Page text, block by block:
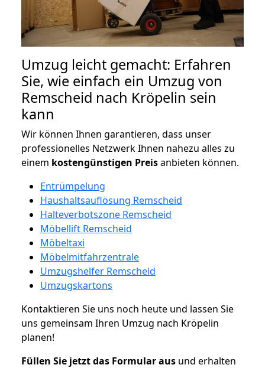
Umzug leicht gemacht: Erfahren
Sie, wie einfach ein Umzug von
Remscheid nach Kröpelin sein
kann
Wir können Ihnen garantieren, dass unser
professionelles Netzwerk Ihnen nahezu alles zu
einem kostengünstigen Preisanbieten können.
Entrümpelung
Haushaltsauflösung Remscheid
Halteverbotszone Remscheid
Möbellift Remscheid
Möbeltaxi
Möbelmitfahrzentrale
Umzugshelfer Remscheid
Umzugskartons
Kontaktieren Sie uns noch heute und lassen Sie
uns gemeinsam Ihren Umzug nach Kröpelin
planen!
Füllen Sie jetzt das Formular aus und erhalten